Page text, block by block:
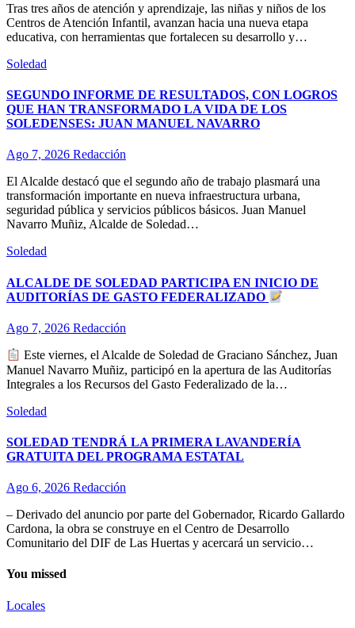
Tras tres años de atención y aprendizaje, las niñas y niños de los
Centros de Atención Infantil, avanzan hacia una nueva etapa
educativa, con herramientas que fortalecen su desarrollo y…
Soledad
SEGUNDO INFORME DE RESULTADOS, CON LOGROS
QUE HAN TRANSFORMADO LA VIDA DE LOS
SOLEDENSES: JUAN MANUEL NAVARRO
Ago 7, 2026 Redacción
El Alcalde destacó que el segundo año de trabajo plasmará una
transformación importante en nueva infraestructura urbana,
seguridad pública y servicios públicos básicos. Juan Manuel
Navarro Muñiz, Alcalde de Soledad…
Soledad
ALCALDE DE SOLEDAD PARTICIPA EN INICIO DE
AUDITORÍAS DE GASTO FEDERALIZADO
Ago 7, 2026 Redacción
Este viernes, el Alcalde de Soledad de Graciano Sánchez, Juan
Manuel Navarro Muñiz, participó en la apertura de las Auditorías
Integrales a los Recursos del Gasto Federalizado de la…
Soledad
SOLEDAD TENDRÁ LA PRIMERA LAVANDERÍA
GRATUITA DEL PROGRAMA ESTATAL
Ago 6, 2026 Redacción
– Derivado del anuncio por parte del Gobernador, Ricardo Gallardo
Cardona, la obra se construye en el Centro de Desarrollo
Comunitario del DIF de Las Huertas y acercará un servicio…
You missed
Locales